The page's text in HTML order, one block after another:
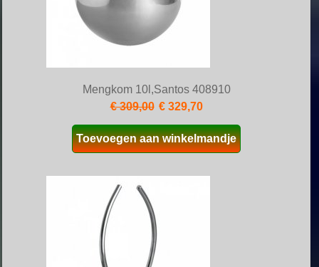
Mengkom 10l,Santos 408910
€ 309,00 € 329,70
Toevoegen aan winkelmandje